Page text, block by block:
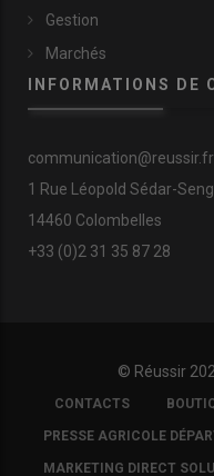
Gestion
Marchés
INFORMATIONS DE
communication@reussir.fr
1 Rue Léopold Sédar-
14460 Colombelles
+33 (0)2 31 35 87 28
© Réussir
FOOTER
COPYRIGHT
CONTACTS
PRESSE AGRICOLE
MARKETING DIRECT